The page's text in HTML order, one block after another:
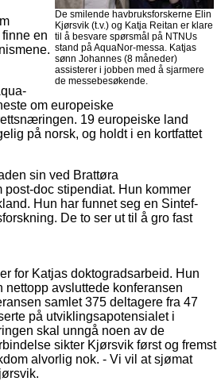
De smilende havbruksforskerne Elin
Kjørsvik (t.v.) og Katja Reitan er klare
til å besvare spørsmål på NTNUs
stand på AquaNor-messa. Katjas
sønn Johannes (8 måneder)
assisterer i jobben med å sjarmere
de messebesøkende.
en
om europeiske
19 europeiske land
på norsk, og holdt i en kortfattet
sin ved Brattøra
post-doc stipendiat. Hun kommer
Hun har funnet seg en Sintef-
De to ser ut til å gro fast
for Katjas doktogradsarbeid. Hun
nettopp avsluttede konferansen
samlet 375 deltagere fra 47
på utviklingsapotensialet i
skal unngå noen av de
sikter Kjørsvik først og fremst
alvorlig nok. - Vi vil at sjømat